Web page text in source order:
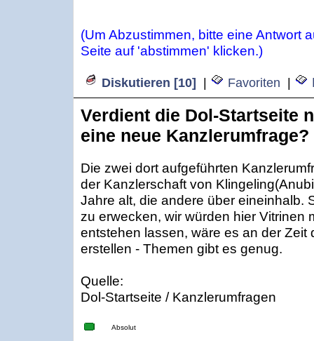
(Um Abzustimmen, bitte eine Antwort
Seite auf 'abstimmen' klicken.)
Diskutieren [10] Favoriten
Verdient die Dol-Startseite
eine neue Kanzlerumfrage?
Die zwei dort aufgeführten
der Kanzlerschaft von
Jahre alt, die andere über eineinhalb.
zu erwecken, wir würden hier Vitrinen
entstehen lassen, wäre es an der Zeit
erstellen - Themen gibt es genug.
Quelle:
Dol-Startseite / Kanzlerumfragen
Absolut